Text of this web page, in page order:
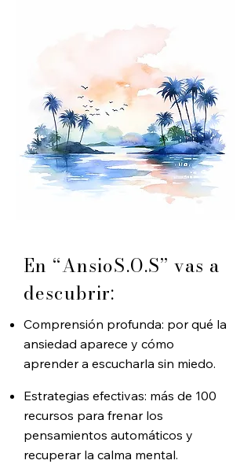
En “AnsioS.O.S” vas a
descubrir:
Comprensión profunda: por qué la
ansiedad aparece y cómo
aprender a escucharla sin miedo.
Estrategias efectivas: más de 100
recursos para frenar los
pensamientos automáticos y
recuperar la calma mental.